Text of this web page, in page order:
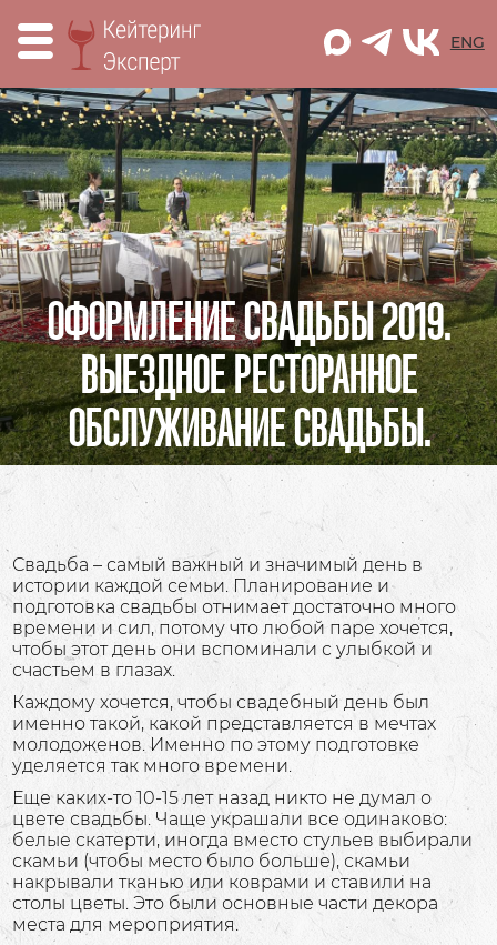
M ENG
ОФОРМЛЕНИЕ СВАДЬБЫ 2019.
ВЫЕЗДНОЕ РЕСТОРАННОЕ
ОБСЛУЖИВАНИЕ СВАДЬБЫ.
Свадьба – самый важный и значимый день в
истории каждой семьи. Планирование и
подготовка свадьбы отнимает достаточно много
времени и сил, потому что любой паре хочется,
чтобы этот день они вспоминали с улыбкой и
счастьем в глазах.
Каждому хочется, чтобы свадебный день был
именно такой, какой представляется в мечтах
молодоженов. Именно по этому подготовке
уделяется так много времени.
Еще каких-то 10-15 лет назад никто не думал о
цвете свадьбы. Чаще украшали все одинаково:
белые скатерти, иногда вместо стульев выбирали
скамьи (чтобы место было больше), скамьи
накрывали тканью или коврами и ставили на
столы цветы. Это были основные части декора
места для мероприятия.